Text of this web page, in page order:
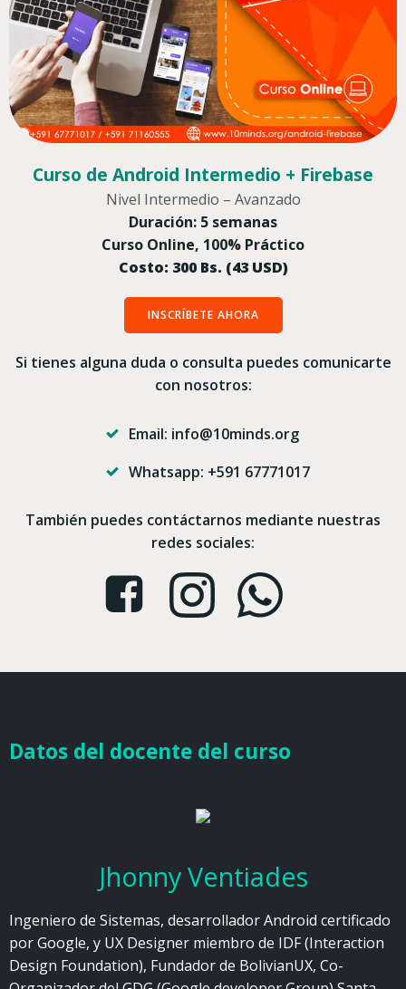
Curso de Android Intermedio + Firebase
Nivel Intermedio – Avanzado
Duración: 5 semanas
Curso Online, 100% Práctico
Costo: 300 Bs. (43 USD)
INSCRÍBETE AHORA
Si tienes alguna duda o consulta puedes comunicarte
con nosotros:
Email: info@10minds.org
Whatsapp: +591 67771017
También puedes contáctarnos mediante nuestras
redes sociales:
Datos del docente del curso
Jhonny Ventiades
Ingeniero de Sistemas, desarrollador Android certificado
por Google, y UX Designer miembro de IDF (Interaction
Design Foundation), Fundador de BolivianUX, Co-